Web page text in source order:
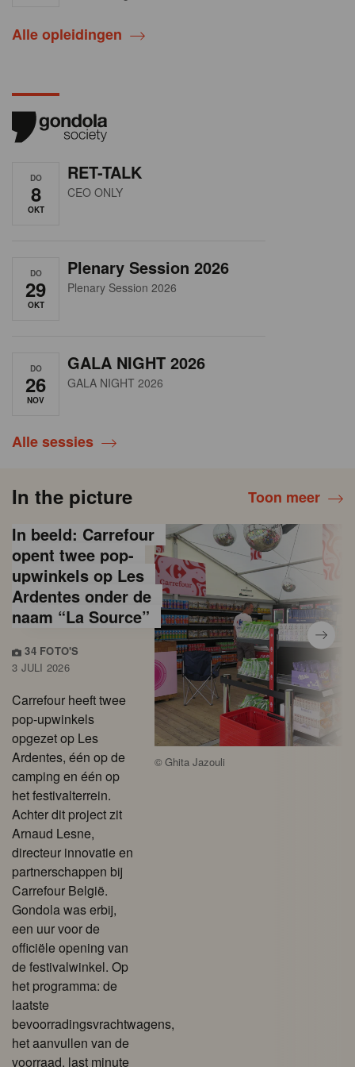
Alle opleidingen
DO
8
OKT
RET-TALK
CEO ONLY
DO
29
OKT
Plenary Session 2026
Plenary Session 2026
DO
26
NOV
GALA NIGHT 2026
GALA NIGHT 2026
Alle sessies
In the picture Toon meer
In beeld: Carrefour
opent twee pop-
upwinkels op Les
Ardentes onder de
naam “La Source”
34 FOTO'S
3 JULI 2026
Carrefour heeft twee
pop-upwinkels
opgezet op Les
Ardentes, één op de
camping en één op
het festivalterrein.
Achter dit project zit
Arnaud Lesne,
directeur innovatie en
partnerschappen bij
Carrefour België.
Gondola was erbij,
een uur voor de
officiële opening van
de festivalwinkel. Op
het programma: de
laatste
bevoorradingsvrachtwagens,
het aanvullen van de
voorraad, last minute
©Ghita Jazouli